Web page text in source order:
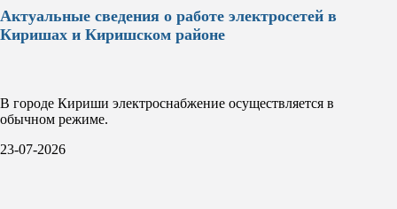
Актуальные сведения о работе электросетей в
Киришах и Киришском районе
В городе Кириши электроснабжение осуществляется в
обычном режиме.
23-07-2026